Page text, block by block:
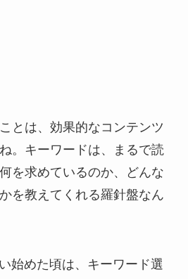
とは、効果的なコンテンツ
。キーワードは、まるで読
を求めているのか、どんな
を教えてくれる羅針盤なん
始めた頃は、キーワード選